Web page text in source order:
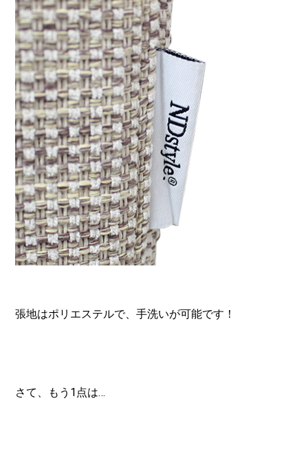
張地はポリエステルで、手洗いが可能です！
さて、もう1点は…